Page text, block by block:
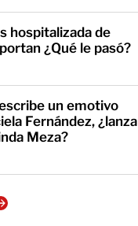
hospitalizada de
¿Qué le pasó?
escribe un emotivo
Fernández, ¿lanza
Meza?